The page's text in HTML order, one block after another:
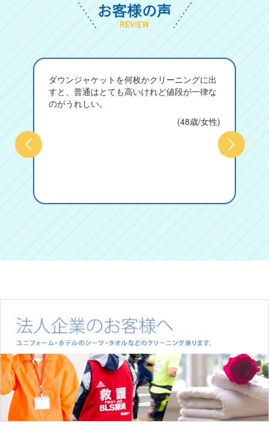
ダウンジャケットを何枚かクリーニングに出
すと、普通はとても高いけれど値段が一律な
のがうれしい。
(48歳/女性)